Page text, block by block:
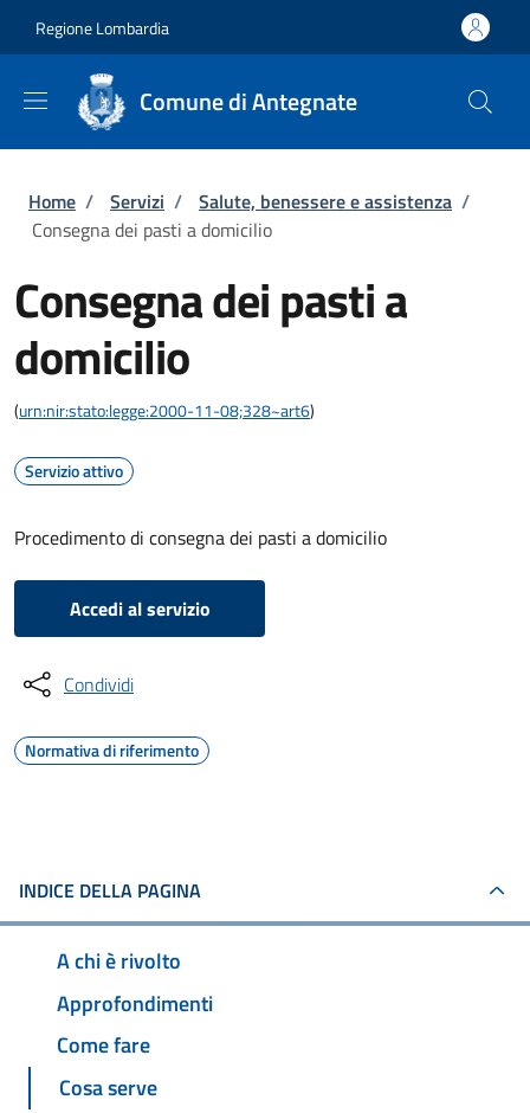
Regione Lombardia
Comune di Antegnate
Briciole di pane
Home / Servizi / Salute, benessere e assistenza /
Consegna dei pasti a domicilio
Consegna dei pasti a
domicilio
(urn:nir:stato:legge:2000-11-08;328~art6)
Servizio attivo
Procedimento di consegna dei pasti a domicilio
Accedi al servizio
Condividi
Normativa di riferimento
INDICE DELLA PAGINA
A chi è rivolto
Approfondimenti
Come fare
Cosa serve